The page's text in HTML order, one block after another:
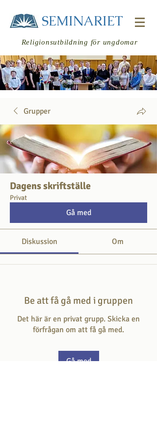
SEMINARIET
Religionsutbildning för ungdomar
Grupper
Dagens skriftställe
Privat
Gå med
Diskussion Om
Be att få gå med i gruppen
Det här är en privat grupp. Skicka en
förfrågan om att få gå med.
Gå med